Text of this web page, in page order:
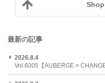
最新の記事
2026.8.4
Vol.6005【AUBERGE ×